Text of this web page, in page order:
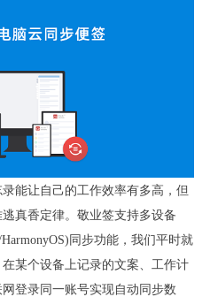
能让自己的工作效率有多高，但
真香定律。敬业签支持多设备
同步功能，我们平时就
某个设备上记录的文案、工作计
登录同一账号实现自动同步数